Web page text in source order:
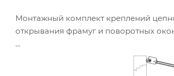
Монтажный комплект креплений
открывания фрамуг и поворотных